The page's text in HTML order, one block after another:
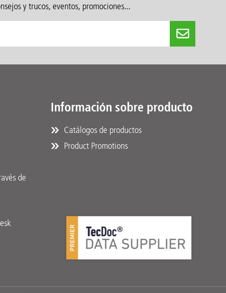
y trucos, eventos, promociones...
de
Información sobre producto
Catálogos de productos
Product Promotions